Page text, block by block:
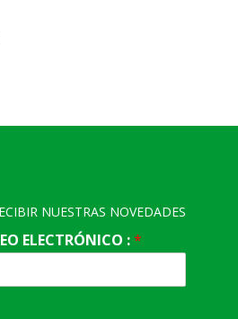
NUESTRAS NOVEDADES
ELECTRÓNICO :*